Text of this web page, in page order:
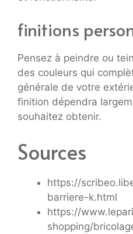
finitions
Pensez à peindre ou
des couleurs qui
générale de votre
finition dépendra
souhaitez obtenir.
Sources
https://
barriere-k.html
https://
shopping/